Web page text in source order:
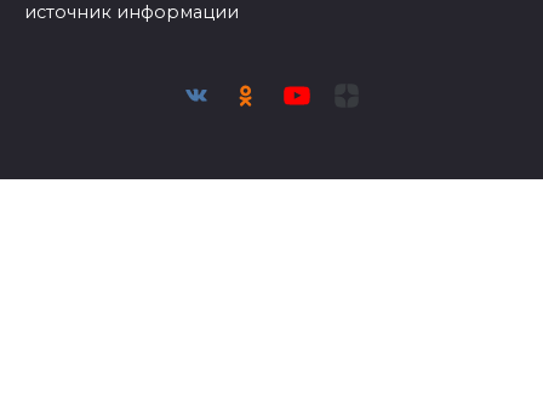
источник информации